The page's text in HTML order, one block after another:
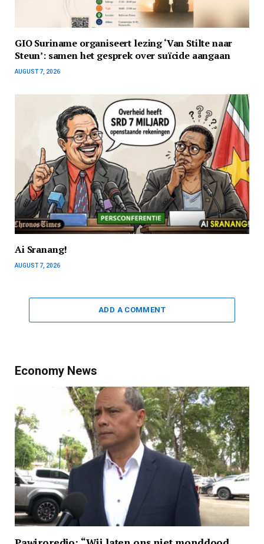
GIO Suriname organiseert lezing ‘Van Stilte naar
Steun’: samen het gesprek over suïcide aangaan
AUGUST 7, 2026
Ai Sranang!
AUGUST 7, 2026
ADD A COMMENT
Economy News